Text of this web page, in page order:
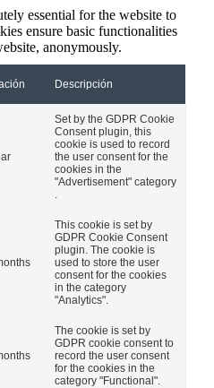
essential for the website to
ensure basic functionalities
anonymously.
Descripción
Set by the GDPR Cookie
Consent plugin, this
cookie is used to record
the user consent for the
cookies in the
"Advertisement" category
This cookie is set by
GDPR Cookie Consent
plugin. The cookie is
used to store the user
consent for the cookies
in the category
"Analytics".
The cookie is set by
GDPR cookie consent to
record the user consent
for the cookies in the
category "Functional".